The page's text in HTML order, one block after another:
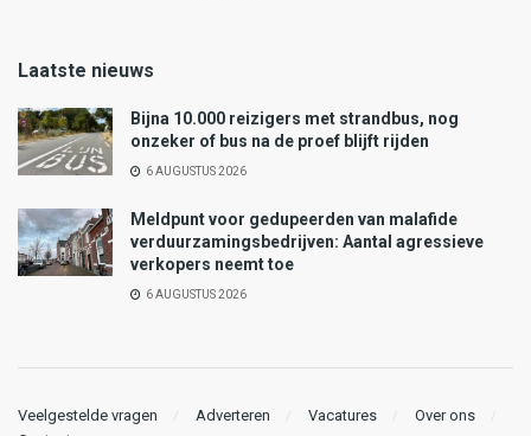
Laatste nieuws
Bijna 10.000 reizigers met strandbus, nog
onzeker of bus na de proef blijft rijden
6 AUGUSTUS 2026
Meldpunt voor gedupeerden van malafide
verduurzamingsbedrijven: Aantal agressieve
verkopers neemt toe
6 AUGUSTUS 2026
Veelgestelde vragen Adverteren Vacatures
Over ons